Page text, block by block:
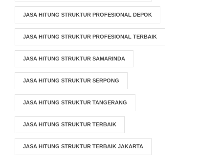
JASA HITUNG STRUKTUR PROFESIONAL DEPOK
JASA HITUNG STRUKTUR PROFESIONAL TERBAIK
JASA HITUNG STRUKTUR SAMARINDA
JASA HITUNG STRUKTUR SERPONG
JASA HITUNG STRUKTUR TANGERANG
JASA HITUNG STRUKTUR TERBAIK
JASA HITUNG STRUKTUR TERBAIK JAKARTA